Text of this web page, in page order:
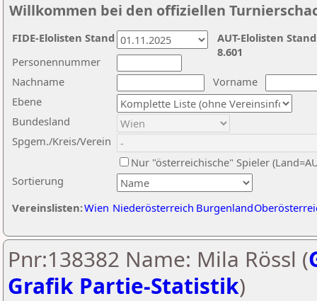
Willkommen bei den offiziellen
Nachname
Vorname
Ebene
Sortierung
Personennummer
Bundesland
Spgem./Kreis/Verein
Nur "österreichische" Spieler
Vereinslisten:Wien Niederösterreich Burgenland
AUT-Elolisten
8.601
FIDE-Elolisten Stand
Pnr:138382 Name: Mila Rössl (
Grafik Partie-Statistik)